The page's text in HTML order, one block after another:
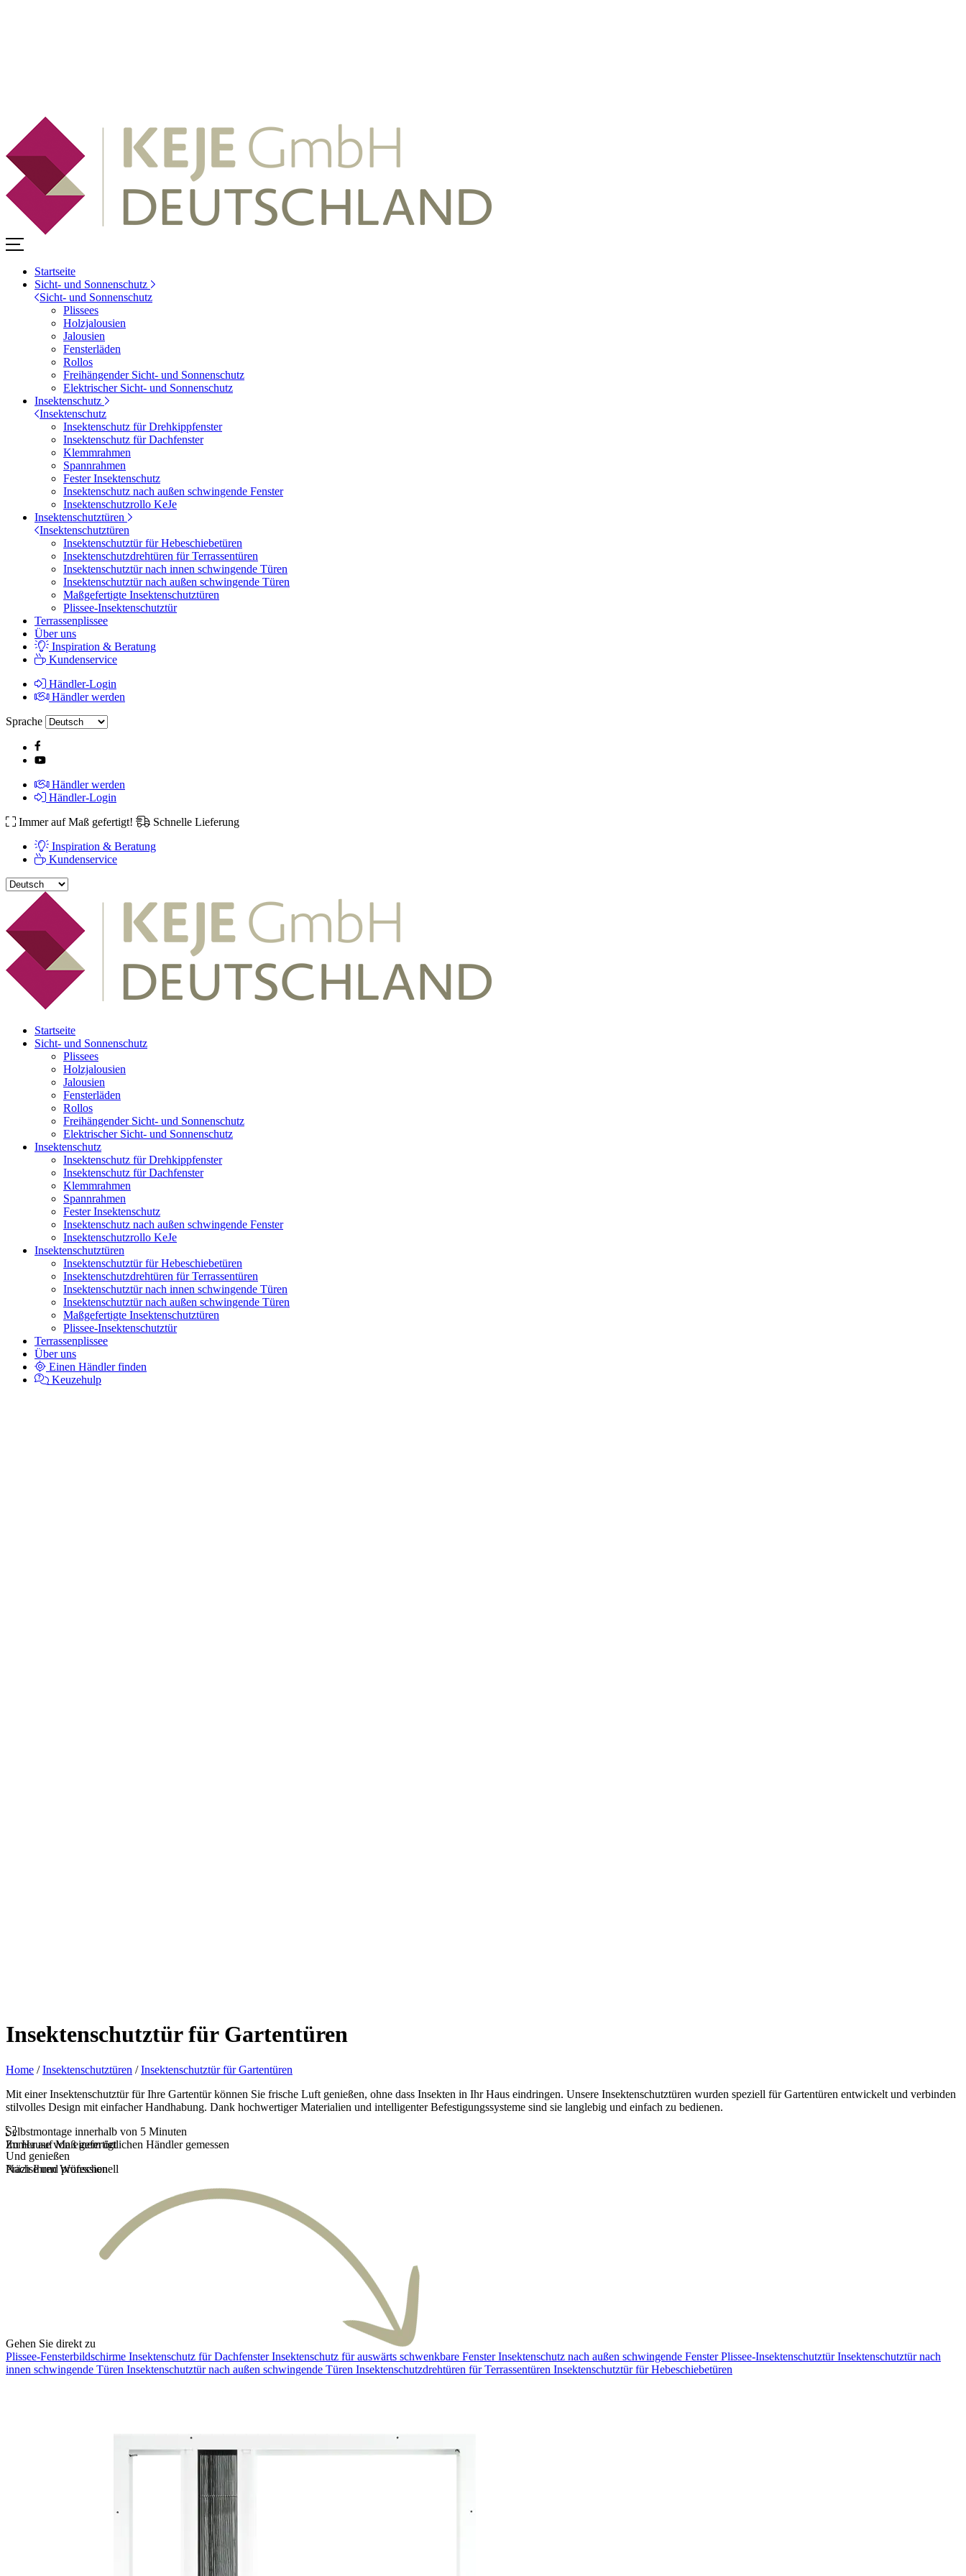
Startseite
Sicht- und Sonnenschutz
Sicht- und Sonnenschutz
Plissees
Holzjalousien
Jalousien
Fensterläden
Rollos
Freihängender Sicht- und Sonnenschutz
Elektrischer Sicht- und Sonnenschutz
Insektenschutz
Insektenschutz
Insektenschutz für Drehkippfenster
Insektenschutz für Dachfenster
Klemmrahmen
Spannrahmen
Fester Insektenschutz
Insektenschutz nach außen schwingende Fenster
Insektenschutzrollo KeJe
Insektenschutztüren
Insektenschutztüren
Insektenschutztür für Hebeschiebetüren
Insektenschutzdrehtüren für Terrassentüren
Insektenschutztür nach innen schwingende Türen
Insektenschutztür nach außen schwingende Türen
Maßgefertigte Insektenschutztüren
Plissee-Insektenschutztür
Terrassenplissee
Über uns
Inspiration & Beratung
Kundenservice
Händler-Login
Händler werden
Sprache
Händler werden
Händler-Login
Immer auf Maß gefertigt!
Schnelle Lieferung
Inspiration & Beratung
Kundenservice
Startseite
Sicht- und Sonnenschutz
Plissees
Holzjalousien
Jalousien
Fensterläden
Rollos
Freihängender Sicht- und Sonnenschutz
Elektrischer Sicht- und Sonnenschutz
Insektenschutz
Insektenschutz für Drehkippfenster
Insektenschutz für Dachfenster
Klemmrahmen
Spannrahmen
Fester Insektenschutz
Insektenschutz nach außen schwingende Fenster
Insektenschutzrollo KeJe
Insektenschutztüren
Insektenschutztür für Hebeschiebetüren
Insektenschutzdrehtüren für Terrassentüren
Insektenschutztür nach innen schwingende Türen
Insektenschutztür nach außen schwingende Türen
Maßgefertigte Insektenschutztüren
Plissee-Insektenschutztür
Terrassenplissee
Über uns
Einen Händler finden
Keuzehulp
Insektenschutztür für Gartentüren
Home / Insektenschutztüren / Insektenschutztür für Gartentüren
Mit einer Insektenschutztür für Ihre Gartentür können Sie frische Luft genießen, ohne dass Insekten in Ihr Haus eindringen. Unsere Insektenschutztüren wurden speziell für Gartentüren entwickelt und verbinden
stilvolles Design mit einfacher Handhabung. Dank hochwertiger Materialien und intelligenter Befestigungssysteme sind sie langlebig und einfach zu bedienen.
Selbstmontage innerhalb von 5 Minuten
Und genießen
Zu Hause von einem örtlichen Händler gemessen
Präzise und professionell
Immer auf Maß gefertigt
Nach Ihren Wünschen
Gehen Sie direkt zu
Plissee-Fensterbildschirme Insektenschutz für DachfensterInsektenschutz für auswärts schwenkbare FensterInsektenschutz nach außen schwingende FensterPlissee-InsektenschutztürInsektenschutztür nach
innen schwingende Türen Insektenschutztür nach außen schwingende Türen Insektenschutzdrehtüren für Terrassentüren Insektenschutztür für Hebeschiebetüren